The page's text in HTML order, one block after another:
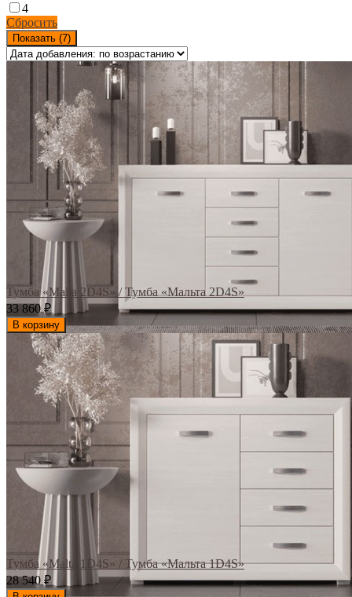
4
Сбросить
Показать (7)
Тумба «Malta 2D4S» / Тумба «Мальта 2D4S»
33 860₽
В корзину
Тумба «Malta 1D4S» / Тумба «Мальта 1D4S»
28 540 ₽